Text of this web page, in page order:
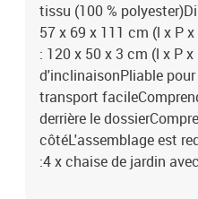
tissu (100 %
57 x 69 x 111 cm (l x P
: 120 x 50 x 3 cm (l x P
d'inclinaisonPliable
transport
derrière le
côtéL'assemblage est
:4 x chaise de jardin